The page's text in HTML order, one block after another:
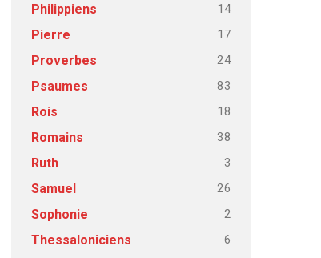
Philippiens 14
Pierre 17
Proverbes 24
Psaumes 83
Rois 18
Romains 38
Ruth 3
Samuel 26
Sophonie 2
Thessaloniciens
6